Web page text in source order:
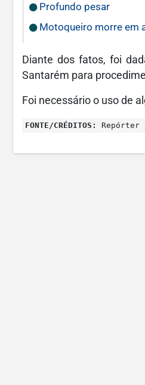
Profundo pesar
Motoqueiro morre em
Diante dos fatos, foi
Santarém para
Foi necessário o uso de
FONTE/CRÉDITOS: Repórter